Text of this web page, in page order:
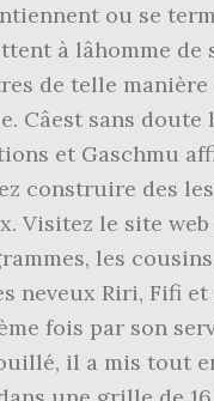
ou se
à lâhomme
de telle manière
Câest sans
et Gaschmu
construire des
Visitez le site
les
neveux Riri, Fifi
fois par son
il a mis tout